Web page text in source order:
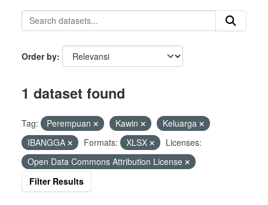
Order by
1 dataset found
Tag: Perempuan Kawin
Keluarga
IBANGGA
Formats: XLSX
Licenses:
Open Data Commons Attribution License
Filter Results